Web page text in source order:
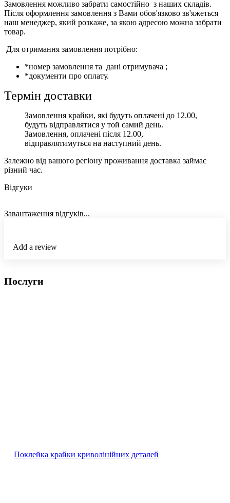
Замовлення можливо забрати самостійно з наших складів.
Після оформлення замовлення з Вами обов'язково зв'яжеться
наш менеджер, який розкаже, за якою адресою можна забрати
товар.
Для отримання замовлення потрібно:
*номер замовлення та дані отримувача ;
*документи про оплату.
Термін доставки
Замовлення крайки, які будуть оплачені до 12.00,
будуть відправлятися у той самий день.
Замовлення, оплачені після 12.00,
відправлятимуться на наступний день.
Залежно від вашого регіону проживання доставка займає
різний час.
Відгуки
Завантаження відгуків...
Add a review
Послуги
Поклейка крайки криволінійних деталей